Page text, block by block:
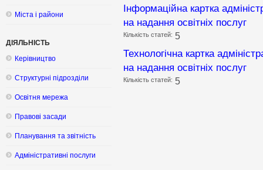
Міста і райони
ДІЯЛЬНІСТЬ
Керівництво
Структурні підрозділи
Освітня мережа
Правові засади
Планування та звітність
Адміністративні послуги
Інформаційна картка
на надання освітніх послуг
Кількість статей: 5
Технологічна картка
на надання освітніх послуг
Кількість статей: 5